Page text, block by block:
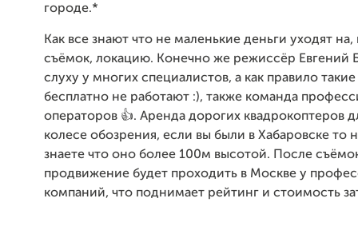
городе.*
Как все знают что не маленькие деньги уходят
съёмок, локацию. Конечно же режиссёр Евгений
слуху у многих специалистов, а как правило
бесплатно не работают :), также команда
операторов 👍. Аренда дорогих квадрокоптеров
колесе обозрения, если вы были в Хабаровске то
знаете что оно более 100м высотой. После
продвижение будет проходить в Москве у
компаний, что поднимает рейтинг и стоимость